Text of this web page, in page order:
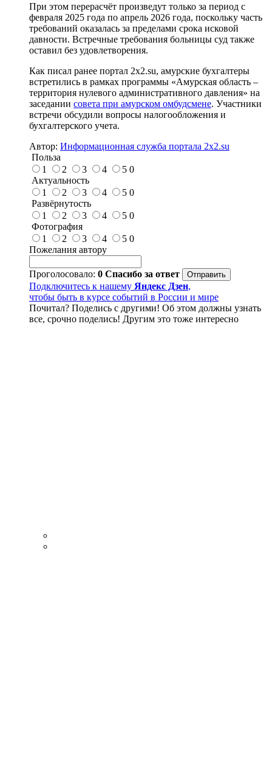
При этом перерасчёт произведут только за период с
февраля 2025 года по апрель 2026 года, поскольку часть
требований оказалась за пределами срока исковой
давности. Встречные требования больницы суд также
оставил без удовлетворения.
Как писал ранее портал 2х2.su, амурские бухгалтеры
встретились в рамках программы «Амурская область –
территория нулевого административного давления» на
заседании совета при амурском омбудсмене. Участники
встречи обсудили вопросы налогообложения и
бухгалтерского учета.
Автор: Информационная служба портала 2x2.su
Польза
1
2 3 4 5 0
Актуальность
1
2 3 4 5 0
Развёрнутость
1
2 3 4 5 0
Фотография
1
2 3 4 5 0
Пожелания автору
Проголосовало: 0 Спасибо за ответ
Подключитесь к нашему Яндекс Дзен,
чтобы быть в курсе событий в России и мире
Почитал? Поделись с другими! Об этом должны узнать
все, срочно поделись! Другим это тоже интересно